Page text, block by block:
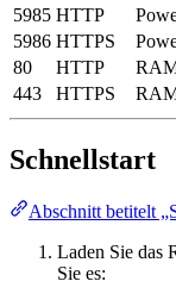
5985 HTTP
5986 HTTPS
80
HTTP
443
HTTPS
Schnellstart
Abschnitt betitelt
Laden Sie das
Sie es: